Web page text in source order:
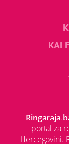
portal za
Hercegovini.